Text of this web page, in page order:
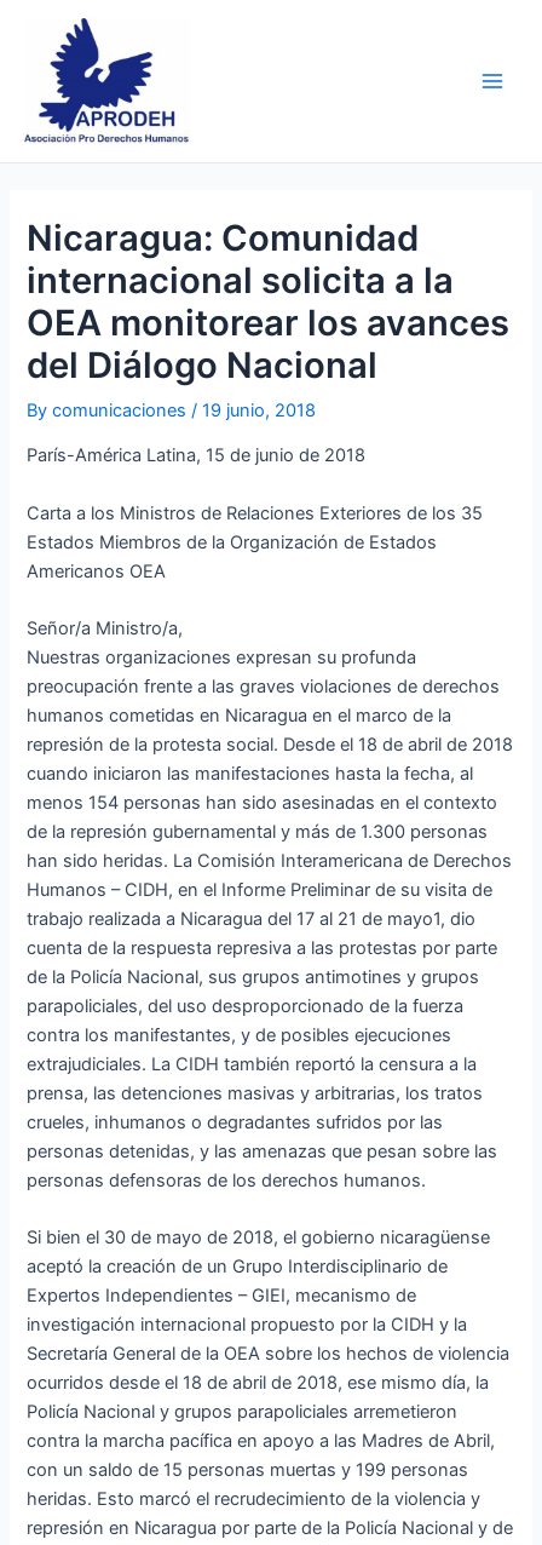
content
Nicaragua: Comunidad
internacional solicita a la
OEA monitorear los avances
del Diálogo Nacional
Bycomunicaciones/19 junio, 2018
París-América Latina, 15 de junio de 2018
Carta a los Ministros de Relaciones Exteriores de los 35
Estados Miembros de la Organización de Estados
Americanos OEA
Señor/a Ministro/a,
Nuestras organizaciones expresan su profunda
preocupación frente a las graves violaciones de derechos
humanos cometidas en Nicaragua en el marco de la
represión de la protesta social. Desde el 18 de abril de 2018
cuando iniciaron las manifestaciones hasta la fecha, al
menos 154 personas han sido asesinadas en el contexto
de la represión gubernamental y más de 1.300 personas
han sido heridas. La Comisión Interamericana de Derechos
Humanos – CIDH, en el Informe Preliminar de su visita de
trabajo realizada a Nicaragua del 17 al 21 de mayo1, dio
cuenta de la respuesta represiva a las protestas por parte
de la Policía Nacional, sus grupos antimotines y grupos
parapoliciales, del uso desproporcionado de la fuerza
contra los manifestantes, y de posibles ejecuciones
extrajudiciales. La CIDH también reportó la censura a la
prensa, las detenciones masivas y arbitrarias, los tratos
crueles, inhumanos o degradantes sufridos por las
personas detenidas, y las amenazas que pesan sobre las
personas defensoras de los derechos humanos.
Si bien el 30 de mayo de 2018, el gobierno nicaragüense
aceptó la creación de un Grupo Interdisciplinario de
Expertos Independientes – GIEI, mecanismo de
investigación internacional propuesto por la CIDH y la
Secretaría General de la OEA sobre los hechos de violencia
ocurridos desde el 18 de abril de 2018, ese mismo día, la
Policía Nacional y grupos parapoliciales arremetieron
contra la marcha pacífica en apoyo a las Madres de Abril,
con un saldo de 15 personas muertas y 199 personas
heridas. Esto marcó el recrudecimiento de la violencia y
represión en Nicaragua por parte de la Policía Nacional y de
navigation